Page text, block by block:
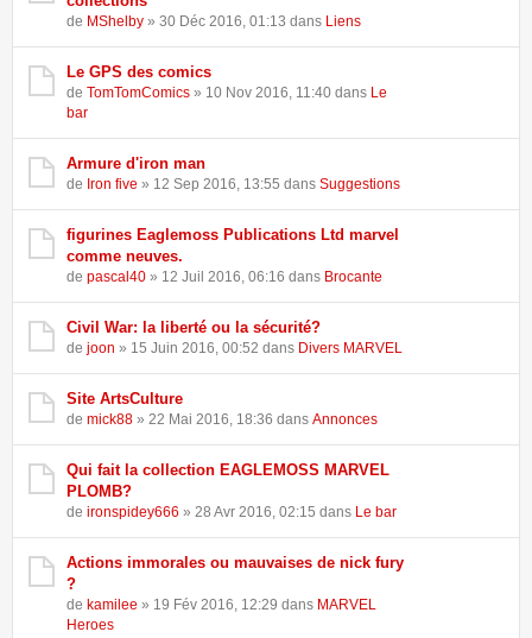
de MShelby » 30 Déc 2016, 01:13 dans Liens
Le GPS des comics
de TomTomComics » 10 Nov 2016, 11:40 dans Le
bar
Armure d'iron man
de Iron five » 12 Sep 2016, 13:55 dans Suggestions
figurines Eaglemoss Publications Ltd marvel
comme neuves.
de pascal40 » 12 Juil 2016, 06:16 dans Brocante
Civil War: la liberté ou la sécurité?
de joon » 15 Juin 2016, 00:52 dans Divers MARVEL
Site ArtsCulture
de mick88 » 22 Mai 2016, 18:36 dans Annonces
Qui fait la collection EAGLEMOSS MARVEL
PLOMB?
de ironspidey666 » 28 Avr 2016, 02:15 dans Le bar
Actions immorales ou mauvaises de nick fury
?
de kamilee » 19 Fév 2016, 12:29 dans MARVEL
Heroes